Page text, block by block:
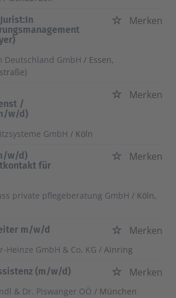
Merken
Deutschland GmbH / Essen,
/
w/d)
Merken
GmbH / Köln
w/d)
für
Merken
private pflegeberatung GmbH / Köln,
m/w/d
Merken
Heinze GmbH & Co. KG / Ainring
(m/w/d)
Merken
& Dr. Piswanger OÖ / München